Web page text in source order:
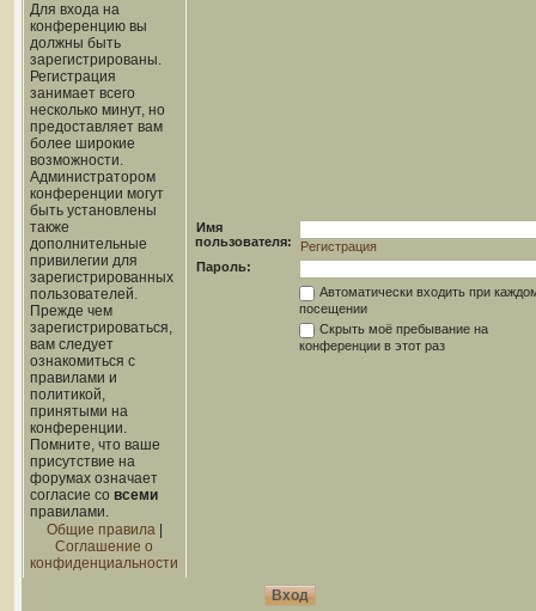
Для входа на
конференцию вы
должны быть
зарегистрированы.
Регистрация
занимает всего
несколько минут, но
предоставляет вам
более широкие
возможности.
Администратором
конференции могут
быть установлены
также
дополнительные
привилегии для
зарегистрированных
пользователей.
Прежде чем
зарегистрироваться,
вам следует
ознакомиться с
правилами и
политикой,
принятыми на
конференции.
Помните, что ваше
присутствие на
форумах означает
согласие со всеми
правилами.
Общие правила|
Соглашение о
конфиденциальности
Имя
пользователя:
Регистрация
Пароль:
Автоматически входить при
посещении
Скрыть моё пребывание на
конференции в этот раз